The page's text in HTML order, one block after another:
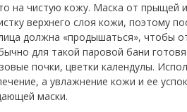
на чистую кожу. Маска от прыщей
верхнего слоя кожи, поэтому
должна «продышаться», чтобы
для такой паровой бани
почки, цветки календулы.
а увлажнение кожи и ее
маски.